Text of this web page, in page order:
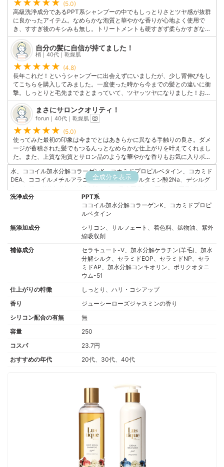
(5.0)
高級洗浄成分であるPPT系シャンプーの中でもしっとりさとツヤ感が抜群
に良かったアイテム。なめらかな泡質と華やかな香りが心地よく使用で
き、すすぎ後のキシみも無し。トリートメントも硬すぎず柔らかすぎない
テクスチャで髪全体に伸ばしやすいと感じました。ドライヤーで乾かした
後はいつまでも触っていたくなるような柔らかくなめらかな質感に。現在
使用している中でもおすすめ度の高いシャンプーになっています！特に、
乾燥やパサつき、ダメージを抱えている人はぜひ一度試してもらいたい逸
品です。
このユーザーの他の口コミを見る
自分の髪に自信が持てました！
梢｜40代｜乾燥肌
(4.8)
長年これだ！というシャンプーに出会えずにいましたが、少し背伸びをし
てこちらを購入してみました。一度使った時から今までの髪との違いに衝
撃。しっとりと毛先までまとまっていて、ツヤッツヤになりました！お値
段は高いですが、それだけの価値がある商品なのかなと思います。
まさにサロンクオリティ！
forun｜40代｜乾燥肌
(5.0)
使ってみた最初の印象は今までとはあきらかに異なる手触りの良さ。ダメ
ージが蓄積された髪でもつるんっとなめらかな仕上がりを叶えてくれまし
た。また、上質な泡質とサロン品のような華やかな香りもお気に入りポイ
ントです。自宅でサロン帰りのような髪に仕上げてくれるので、これから
も欠かせないシャンプーになりました！
このユーザーの他の口コミを見る
全成分を表示
水、ココイル加水分解コラーゲンK、コカミドプロピルベタイン、コカミド
DEA、ココイルメチルアラニンNa、ココイルグルタミン酸2Na、デシルグ
ルコシド、グリセリン、ソルビトール、スクワラン、アルガニアスピノサ
核油、ツバキ種子油、加水分解コラーゲン、加水分解ケラチン(羊毛)、加水
分解シルク、白金、ヒアルロン酸Na、プラセンタエキス、フラーレン、レ
スベラトロール、ブドウ葉/皮/種子エキス、セラミドEOP、セラミドNP、
ム-51、(メタクリル酸グリセリルアミドエチル/メタクリル酸ステアリル)コ
ポリマー、カンゾウ根エキス、 トレハロースヒドロキシプロピルトリモニ
ウムクロリド、クエン酸、フィトスフィンゴシン、キサンタンガム、カル
ボマー、 BG、マルトシルシクロデキストリン、シクロデキストリン、マル
トース、コカミドMEA、ココイルアルギニンエチルPCA、ラウロイルラク
チレートNa、PVP、ポリクオタニウム-10、ペンテト酸5Na、炭酸水素
洗浄成分
PPT系
ココイル加水分解コラーゲンK、コカミドプロピ
ルベタイン
無添加成分
シリコン、サルフェート、着色料、鉱物油、紫外
線吸収剤
補修成分
セラキュート-V、加水分解ケラチン(羊毛)、加水
分解シルク、セラミドEOP、セラミドNP、セラ
ミドAP、加水分解コンキオリン、ポリクオタニ
ウム-51
仕上がりの特徴
しっとり、ハリ・コシアップ
香り
ジューシーローズジャスミンの香り
シリコン配合の有無
無
容量
250
コスパ
23.7円
おすすめの年代
20代、30代、40代